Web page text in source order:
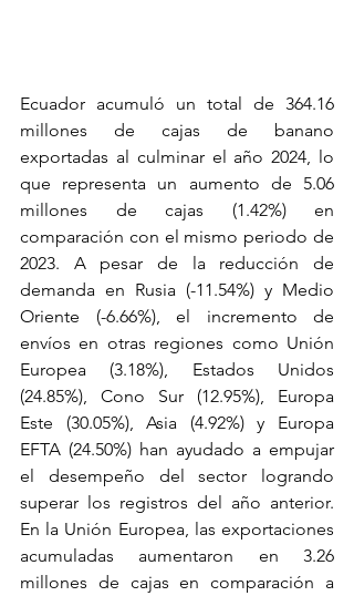
Ecuador acumuló un total de 364.16
millones de cajas de banano
exportadas al culminar el año 2024, lo
que representa un aumento de 5.06
millones de cajas (1.42%) en
comparación con el mismo periodo de
2023. A pesar de la reducción de
demanda en Rusia (-11.54%) y Medio
Oriente (-6.66%), el incremento de
envíos en otras regiones como Unión
Europea (3.18%), Estados Unidos
(24.85%), Cono Sur (12.95%), Europa
Este (30.05%), Asia (4.92%) y Europa
EFTA (24.50%) han ayudado a empujar
el desempeño del sector logrando
superar los registros del año anterior.
En la Unión Europea, las exportaciones
acumuladas aumentaron en 3.26
millones de cajas en comparación a